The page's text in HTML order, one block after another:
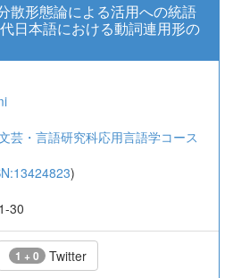
分散形態論による活用への統語
日本語における動詞連用形の
芸・言語研究科応用言語学コース
)
30
1 + 0 Twitter